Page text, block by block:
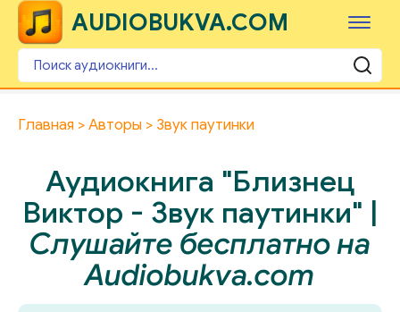
AUDIOBUKVA.COM
Главная Авторы Звук паутинки
Аудиокнига "Близнец
Виктор - Звук паутинки" |
Слушайте бесплатно на
Audiobukva.com